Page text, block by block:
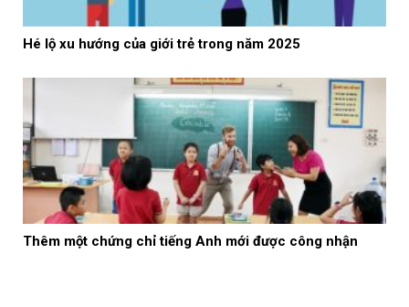
Hé lộ xu hướng của giới trẻ trong năm 2025
Thêm một chứng chỉ tiếng Anh mới được công nhận